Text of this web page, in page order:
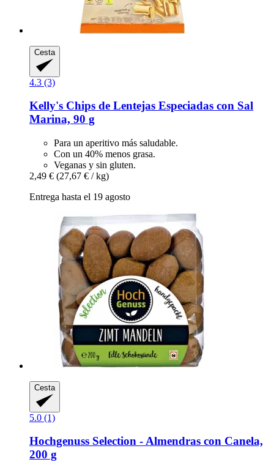
Cesta
4.3 (3)
Kelly's Chips de Lentejas Especiadas con Sal
Marina, 90 g
Para un aperitivo más saludable.
Con un 40% menos grasa.
Veganas y sin gluten.
2,49 € (27,67 € / kg)
Entrega hasta el 19 agosto
Cesta
5.0 (1)
Hochgenuss Selection -​ Almendras con Canela,
200 g